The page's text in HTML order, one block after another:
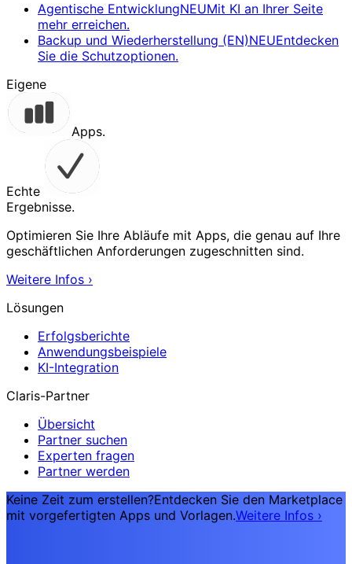
Agentische EntwicklungNEUMit KI an Ihrer Seite
mehr erreichen.
Backup und Wiederherstellung (EN)NEUEntdecken
Sie die Schutzoptionen.
Eigene
Apps.
Echte
Ergebnisse.
Optimieren Sie Ihre Abläufe mit Apps, die genau auf Ihre
geschäftlichen Anforderungen zugeschnitten sind.
Weitere Infos ›
Lösungen
Erfolgsberichte
Anwendungsbeispiele
KI-Integration
Claris-Partner
Übersicht
Partner suchen
Experten fragen
Partner werden
Keine Zeit zum erstellen?Entdecken Sie den Marketplace
mit vorgefertigten Apps und Vorlagen.Weitere Infos ›